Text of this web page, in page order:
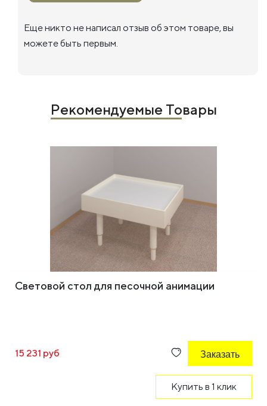
Еще никто не написал отзыв об этом товаре, вы
можете быть первым.
Рекомендуемые Товары
Световой стол для песочной анимации
15 231 руб Заказать
Купить в 1 клик